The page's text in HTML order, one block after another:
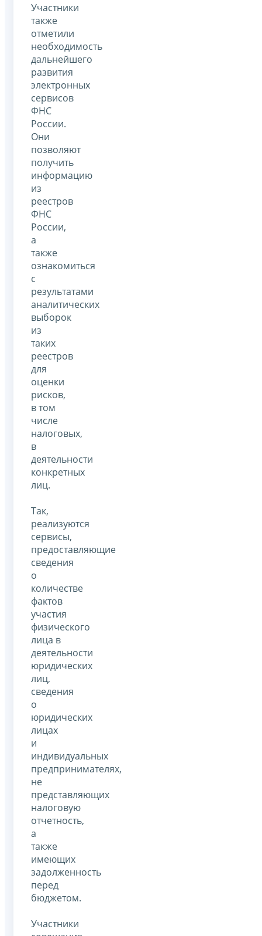
Участники
также
отметили
необходимость
дальнейшего
развития
электронных
сервисов
ФНС
России.
Они
позволяют
получить
информацию
из
реестров
ФНС
России,
а
также
ознакомиться
с
результатами
аналитических
выборок
из
таких
реестров
для
оценки
рисков,
в том
числе
налоговых,
в
деятельности
конкретных
лиц.
Так,
реализуются
сервисы,
предоставляющие
сведения
о
количестве
фактов
участия
физического
лица в
деятельности
юридических
лиц,
сведения
о
юридических
лицах
и
индивидуальных
предпринимателях,
не
представляющих
налоговую
отчетность,
а
также
имеющих
задолженность
перед
бюджетом.
Участники